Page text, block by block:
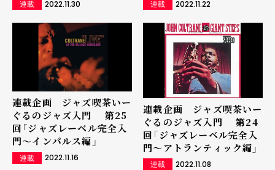
連載 2022.11.30 連載 2022.11.22
連載企画 ジャズ喫茶いー
ぐるのジャズ入門 第25
回「ジャズレーベル完全入
門～インパルス編」
連載 2022.11.16
連載企画 ジャズ喫茶いー
ぐるのジャズ入門 第24
回「ジャズレーベル完全入
門～アトランティック編」
連載 2022.11.08